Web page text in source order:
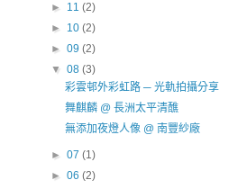
► 11(2)
► 10(2)
►09(2)
▼08(3)
彩雲邨外彩虹路 ─ 光軌拍攝分享
舞麒麟 @ 長洲太平清醮
無添加夜燈人像 @ 南豐紗廠
►07(1)
►06(2)